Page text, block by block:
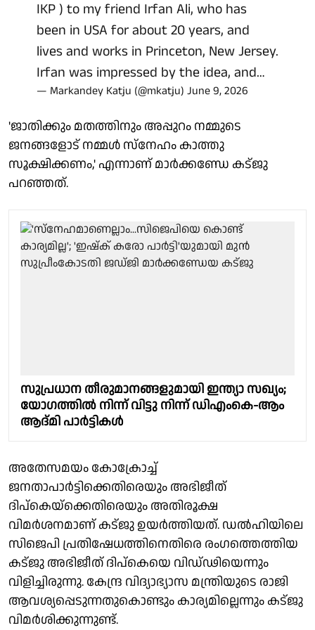
IKP ) to my friend Irfan Ali, who has
been in USA for about 20 years, and
lives and works in Princeton, New Jersey.
Irfan was impressed by the idea, and…
— Markandey Katju (@mkatju) June 9, 2026
'ജാതിക്കും മതത്തിനും അപ്പുറം നമ്മുടെ
ജനങ്ങളോട് നമ്മള്‍ സ്‌നേഹം കാത്തു
സൂക്ഷിക്കണം,' എന്നാണ് മാര്‍ക്കണ്ഡേ കട്ജു
പറഞ്ഞത്.
സുപ്രധാന തീരുമാനങ്ങളുമായി ഇന്ത്യാ സഖ്യം;
യോഗത്തിൽ നിന്ന് വിട്ടു നിന്ന് ഡിഎംകെ-ആം
ആദ്മി പാർട്ടികൾ
അതേസമയം കോക്രോച്ച്
ജനതാപാര്‍ട്ടിക്കെതിരെയും അഭിജീത്
ദിപ്‌കെയ്‌ക്കെതിരെയും അതിരൂക്ഷ
വിമര്‍ശനമാണ് കട്ജു ഉയര്‍ത്തിയത്. ഡല്‍ഹിയിലെ
സിജെപി പ്രതിഷേധത്തിനെതിരെ രംഗത്തെത്തിയ
കട്ജു അഭിജീത് ദിപ്‌കെയെ വിഡ്ഢിയെന്നും
വിളിച്ചിരുന്നു. കേന്ദ്ര വിദ്യാഭ്യാസ മന്ത്രിയുടെ രാജി
ആവശ്യപ്പെടുന്നതുകൊണ്ടും കാര്യമില്ലെന്നും കട്ജു
വിമര്‍ശിക്കുന്നുണ്ട്.